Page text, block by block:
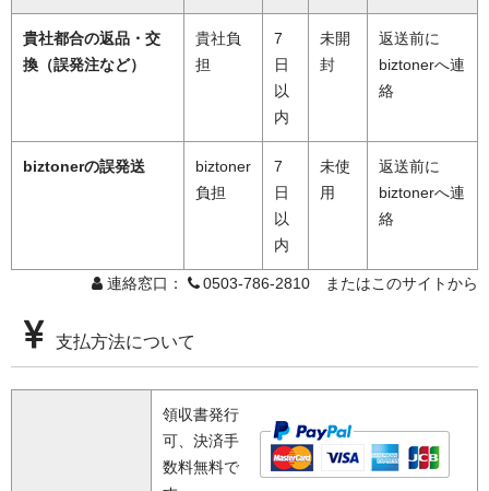
貴社都合の返品・交
換（誤発注など）
貴社負
担
7
日
以
内
未開
封
返送前に
biztonerへ連
絡
biztonerの誤発送
biztoner
負担
7
日
以
内
未使
用
返送前に
biztonerへ連
絡
連絡窓口： 0503-786-2810 またはこのサイトから
支払方法について
領収書発行
可、決済手
数料無料で